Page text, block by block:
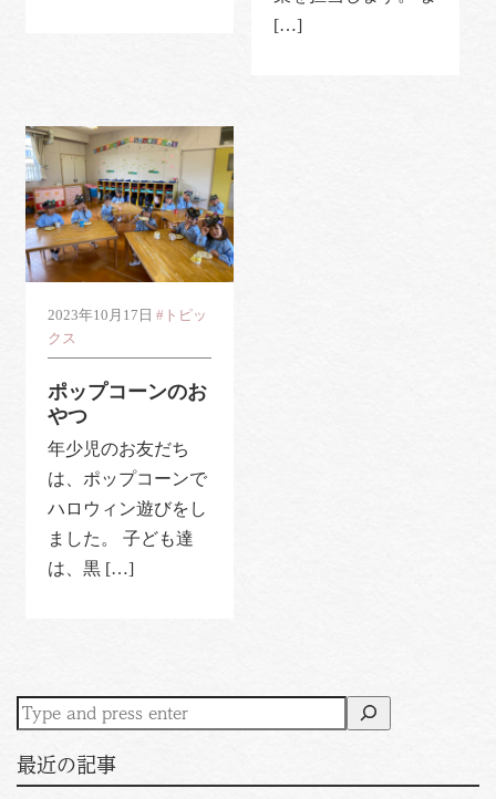
[…]
2023年10月17日 #トピッ
クス
ポップコーンのお
やつ
年少児のお友だち
は、ポップコーンで
ハロウィン遊びをし
ました。 子ども達
は、黒 […]
最近の記事